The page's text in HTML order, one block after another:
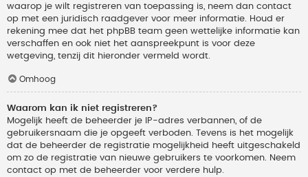
waarop je wilt registreren van toepassing is, neem dan contact
op met een juridisch raadgever voor meer informatie. Houd er
rekening mee dat het phpBB team geen wettelijke informatie kan
verschaffen en ook niet het aanspreekpunt is voor deze
wetgeving, tenzij dit hieronder vermeld wordt.
Omhoog
Waarom kan ik niet registreren?
Mogelijk heeft de beheerder je IP-adres verbannen, of de
gebruikersnaam die je opgeeft verboden. Tevens is het mogelijk
dat de beheerder de registratie mogelijkheid heeft uitgeschakeld
om zo de registratie van nieuwe gebruikers te voorkomen. Neem
contact op met de beheerder voor verdere hulp.